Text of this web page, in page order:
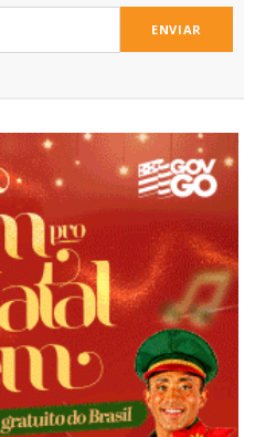
ENVIAR